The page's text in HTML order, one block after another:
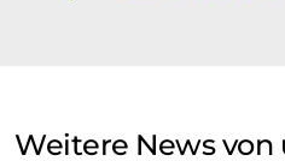
Weitere News